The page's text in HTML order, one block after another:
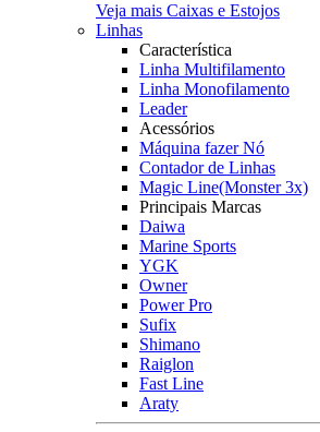
Veja mais Caixas e Estojos
Linhas
Característica
Linha Multifilamento
Linha Monofilamento
Leader
Acessórios
Máquina fazer Nó
Contador de Linhas
Magic Line(Monster 3x)
Principais Marcas
Daiwa
Marine Sports
YGK
Owner
Power Pro
Sufix
Shimano
Raiglon
Fast Line
Araty